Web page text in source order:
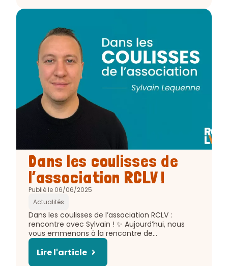
Article
:
Dans les coulisses de
l’association RCLV !
Publié le 06/06/2025
Actualités
Extrait
de
l'article
:
Dans les coulisses de l’association RCLV :
rencontre avec Sylvain ! ✨ Aujourd’hui, nous
vous emmenons à la rencontre de…
Lire l'article